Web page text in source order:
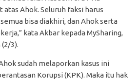
atas Ahok. Seluruh faksi harus
bisa diakhiri, dan Ahok serta
kata Akbar kepada MySharing,
3).
sudah melaporkan kasus ini
Korupsi (KPK). Maka itu hak